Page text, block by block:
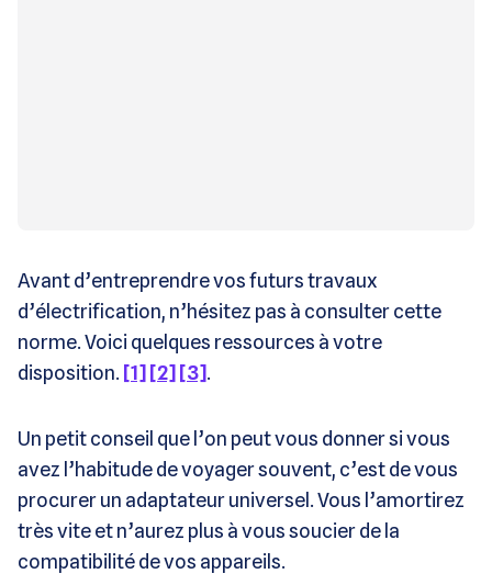
Avant d’entreprendre vos futurs travaux
d’électrification, n’hésitez pas à consulter cette
norme. Voici quelques ressources à votre
disposition. [1] [2] [3].
Un petit conseil que l’on peut vous donner si vous
avez l’habitude de voyager souvent, c’est de vous
procurer un adaptateur universel. Vous l’amortirez
très vite et n’aurez plus à vous soucier de la
compatibilité de vos appareils.